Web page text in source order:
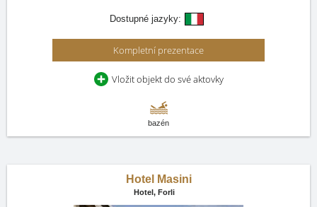
Dostupné jazyky:
Kompletní prezentace
Vložit objekt do své aktovky
bazén
Hotel Masini
Hotel, Forli